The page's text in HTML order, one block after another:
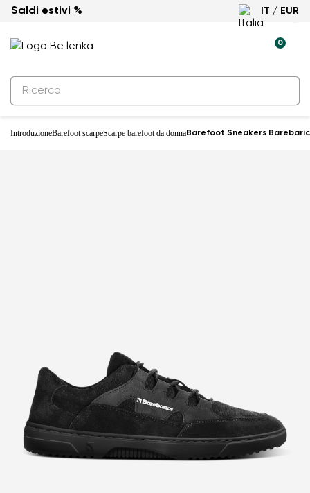
Saldi estivi % IT / EUR
0
IntroduzioneBarefoot scarpeScarpe barefoot da donnaBarefoot Sneakers